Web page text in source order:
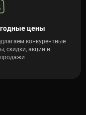
цены
конкурентные
скидки, акции и